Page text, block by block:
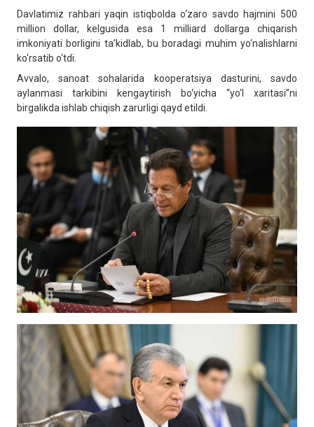
Davlatimiz rahbari yaqin istiqbolda o‘zaro savdo hajmini 500
million dollar, kelgusida esa 1 milliard dollarga chiqarish
imkoniyati borligini ta’kidlab, bu boradagi muhim yo‘nalishlarni
ko‘rsatib o‘tdi.
Avvalo, sanoat sohalarida kooperatsiya dasturini, savdo
aylanmasi tarkibini kengaytirish bo‘yicha “yo‘l xaritasi”ni
birgalikda ishlab chiqish zarurligi qayd etildi.